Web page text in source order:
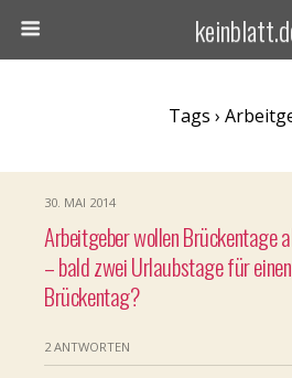
Tags ›
30. MAI 2014
Arbeitgeber wollen Brückentage
– bald zwei Urlaubstage für einen
Brückentag?
2 ANTWORTEN